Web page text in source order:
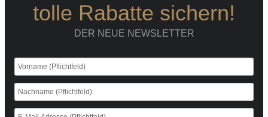
tolle Rabatte sichern!
DER NEUE NEWSLETTER